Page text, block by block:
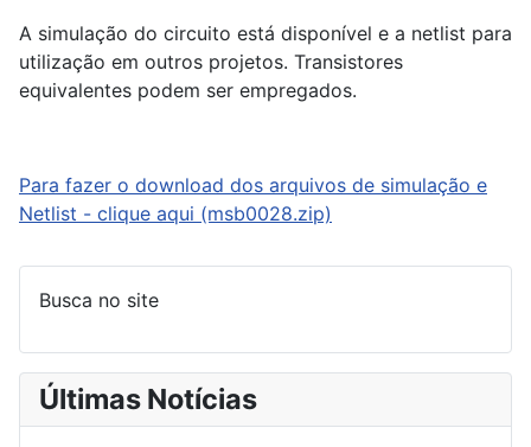
A simulação do circuito está disponível e a netlist para
utilização em outros projetos. Transistores
equivalentes podem ser empregados.
Para fazer o download dos arquivos de simulação e
Netlist - clique aqui (msb0028.zip)
Busca no site
Últimas Notícias